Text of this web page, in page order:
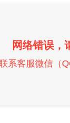
网络错误，
系客服微信（